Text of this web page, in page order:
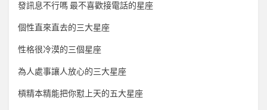
發訊息不行嗎 最不喜歡接電話的星座
個性直來直去的三大星座
性格很冷漠的三個星座
為人處事讓人放心的三大星座
槓精本精能把你懟上天的五大星座